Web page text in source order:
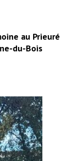
au Prieuré
du-Bois